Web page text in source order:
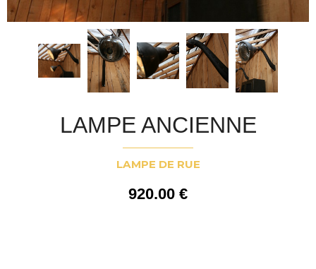
LAMPE ANCIENNE
LAMPE DE RUE
920.00 €